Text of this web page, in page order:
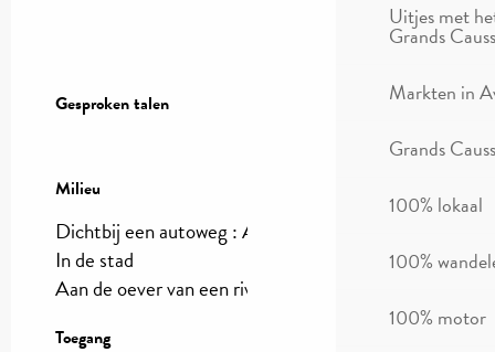
Uitjes met
Grands
Markten in
Grands
100% lokaal
100%
100% motor
Gesproken talen
Gesproken talen
Milieu
Milieu
Dichtbij een autoweg :A75
In de stad
Aan de oever van een rivier :
Toegang
Toegang